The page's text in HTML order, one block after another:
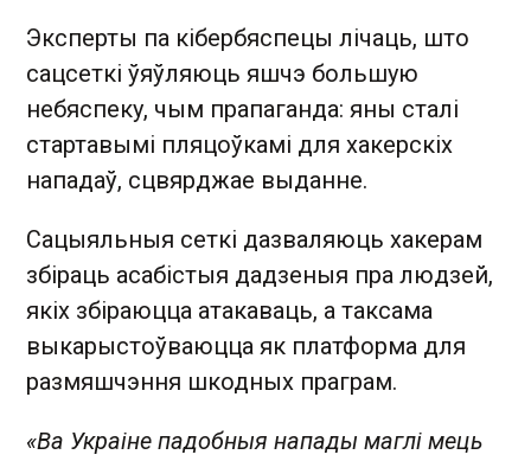
Эксперты па кібербяспецы лічаць, што
сацсеткі ўяўляюць яшчэ большую
небяспеку, чым прапаганда: яны сталі
стартавымі пляцоўкамі для хакерскіх
нападаў, сцвярджае выданне.
Сацыяльныя сеткі дазваляюць хакерам
збіраць асабістыя дадзеныя пра людзей,
якіх збіраюцца атакаваць, а таксама
выкарыстоўваюцца як платформа для
размяшчэння шкодных праграм.
«Ва Украіне падобныя напады маглі мець